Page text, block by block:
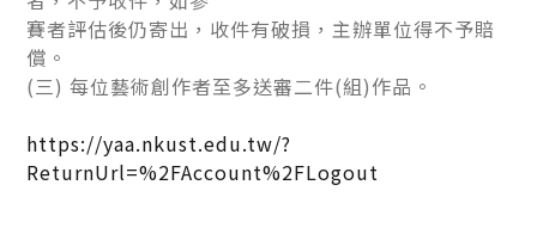
賽者評估後仍寄出，收件有破損，主辦單位得不予賠
償。
(三) 每位藝術創作者至多送審二件(組)作品。
https://yaa.nkust.edu.tw/?
ReturnUrl=%2FAccount%2FLogout